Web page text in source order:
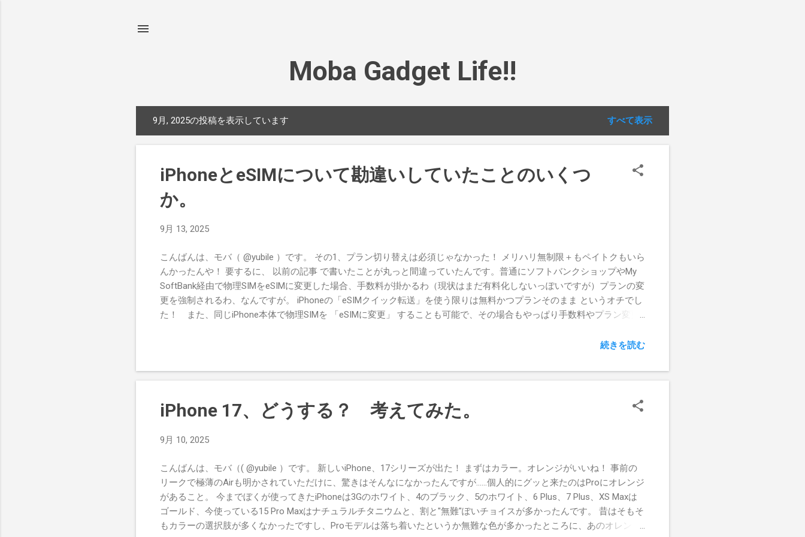
Moba Gadget Life!!
稿
9月, 2025の投稿を表示しています すべて表示
iPhoneとeSIMについて勘違いしていたことのいくつ
か。
9月 13, 2025
こんばんは、モバ（ @yubile ）です。 その1、プラン切り替えは必須じゃなかった！ メリハリ無制限＋もペイトクもいら
んかったんや！ 要するに、 以前の記事 で書いたことが丸っと間違っていたんです。普通にソフトバンクショップやMy
SoftBank経由で物理SIMをeSIMに変更した場合、手数料が掛かるわ（現状はまだ有料化しないっぽいですが）プランの変
更を強制されるわ、なんですが。 iPhoneの「eSIMクイック転送」を使う限りは無料かつプランそのまま というオチでし
た！ また、同じiPhone本体で物理SIMを 「eSIMに変更」 することも可能で、その場合もやっぱり手数料やプラン変更
しました。まあ、どのみちLiNEMOには切り替えますけどね。 その2、iPhone 15 Pro MaxはデュアルeSIMだった！ てっき
てても、有効化できるのは物理SIMとeSIMそれぞれ1つずつだと思い込んでました。 なので、eSIMに変更したソフトバン
SIMにしたけど、今後eSIMにすべきかなと思ったら eSIM手数料無料キャンペーン という渡りに船なニュースが。これは
素晴らしい。15 Pro Maxを使ってる間は物理SIMで、17 Proの到着日が分かったらeSIM切り替え手続きをしようと思いま
続きを読む
iPhone 17、どうする？ 考えてみた。
9月 10, 2025
こんばんは、モバ（( @yubile ）です。 新しいiPhone、17シリーズが出た！ まずはカラー。オレンジがいいね！ 事前の
リークで極薄のAirも明かされていただけに、驚きはそんなになかったんですが……個人的にグッと来たのはProにオレンジ
があること。 今までぼくが使ってきたiPhoneは3Gのホワイト、4のブラック、5のホワイト、6 Plus、7 Plus、XS Maxは
ゴールド、今使っている15 Pro Maxはナチュラルチタニウムと、割と"無難"ぽいチョイスが多かったんです。 昔はそもそ
もカラーの選択肢が多くなかったですし、Proモデルは落ち着いたというか無難な色が多かったところに、あのオレンジ